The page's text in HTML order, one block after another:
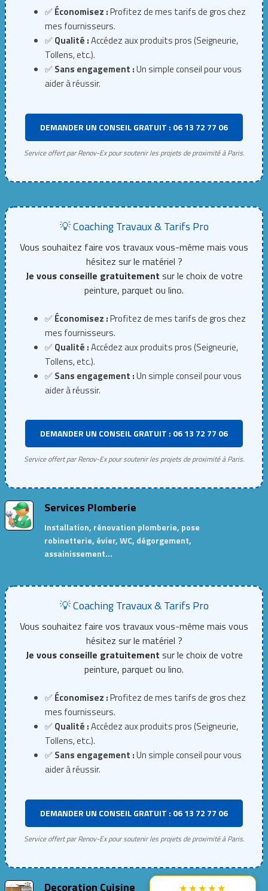
★★★★★
✅Économisez :Profitez de mes tarifs de gros chez
mes fournisseurs.
✅Qualité :Accédez aux produits pros (Seigneurie,
Tollens, etc.).
✅Sans engagement :Un simple conseil pour vous
aider à réussir.
DEMANDER UN CONSEIL GRATUIT : 06 13 72 77 06
Service offert par Renov-Ex pour soutenir les projets de proximité à Paris.
💡 Coaching Travaux & Tarifs Pro
Vous souhaitez faire vos travaux vous-même mais vous
hésitez sur le matériel ?
Je vous conseille gratuitement sur le choix de votre
peinture, parquet ou lino.
✅Économisez :Profitez de mes tarifs de gros chez
mes fournisseurs.
✅Qualité :Accédez aux produits pros (Seigneurie,
Tollens, etc.).
✅Sans engagement :Un simple conseil pour vous
aider à réussir.
DEMANDER UN CONSEIL GRATUIT : 06 13 72 77 06
Service offert par Renov-Ex pour soutenir les projets de proximité à Paris.
Services Plomberie
Installation, rénovation plomberie, pose
robinetterie, évier, WC, dégorgement,
assainissement…
💡 Coaching Travaux & Tarifs Pro
Vous souhaitez faire vos travaux vous-même mais vous
hésitez sur le matériel ?
Je vous conseille gratuitement sur le choix de votre
peinture, parquet ou lino.
✅Économisez :Profitez de mes tarifs de gros chez
mes fournisseurs.
✅Qualité :Accédez aux produits pros (Seigneurie,
Tollens, etc.).
✅Sans engagement :Un simple conseil pour vous
aider à réussir.
DEMANDER UN CONSEIL GRATUIT : 06 13 72 77 06
Service offert par Renov-Ex pour soutenir les projets de proximité à Paris.
Decoration Cuisine